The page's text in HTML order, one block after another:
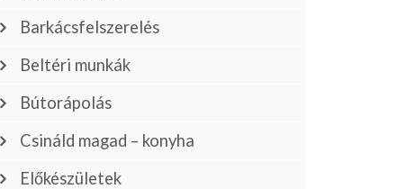
Barkácsfelszerelés
Beltéri munkák
Bútorápolás
Csináld magad – konyha
Előkészületek